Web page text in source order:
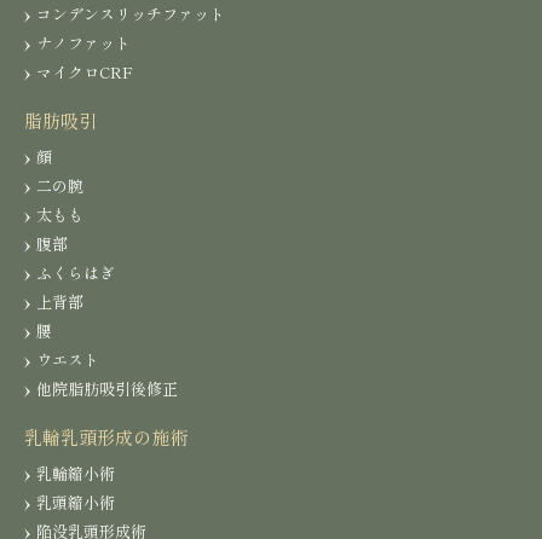
コンデンスリッチファット
ナノファット
マイクロCRF
脂肪吸引
顔
二の腕
太もも
腹部
ふくらはぎ
上背部
腰
ウエスト
他院脂肪吸引後修正
乳輪乳頭形成の施術
乳輪縮小術
乳頭縮小術
陥没乳頭形成術